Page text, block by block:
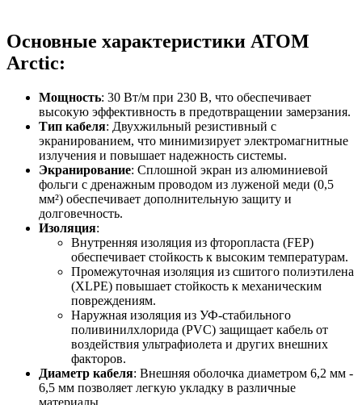
Основные характеристики ATOM
Arctic:
Мощность: 30 Вт/м при 230 В, что обеспечивает
высокую эффективность в предотвращении замерзания.
Тип кабеля: Двухжильный резистивный с
экранированием, что минимизирует электромагнитные
излучения и повышает надежность системы.
Экранирование: Сплошной экран из алюминиевой
фольги с дренажным проводом из луженой меди (0,5
мм²) обеспечивает дополнительную защиту и
долговечность.
Изоляция:
Внутренняя изоляция из фторопласта (FEP)
обеспечивает стойкость к высоким температурам.
Промежуточная изоляция из сшитого полиэтилена
(XLPE) повышает стойкость к механическим
повреждениям.
Наружная изоляция из УФ-стабильного
поливинилхлорида (PVC) защищает кабель от
воздействия ультрафиолета и других внешних
факторов.
Диаметр кабеля: Внешняя оболочка диаметром 6,2 мм -
6,5 мм позволяет легкую укладку в различные